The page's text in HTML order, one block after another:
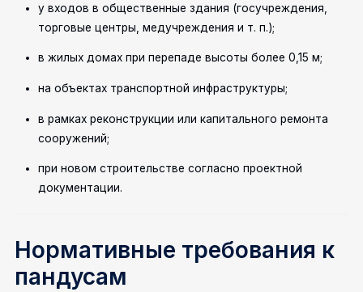
у входов в общественные здания (госучреждения,
торговые центры, медучреждения и т. п.);
в жилых домах при перепаде высоты более 0,15 м;
на объектах транспортной инфраструктуры;
в рамках реконструкции или капитального ремонта
сооружений;
при новом строительстве согласно проектной
документации.
Нормативные требования к
пандусам